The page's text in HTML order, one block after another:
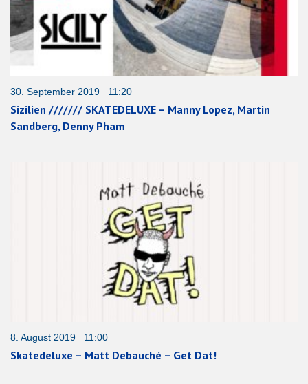
30. September 2019 11:20
Sizilien /////// SKATEDELUXE – Manny Lopez, Martin
Sandberg, Denny Pham
8. August 2019 11:00
Skatedeluxe – Matt Debauché – Get Dat!